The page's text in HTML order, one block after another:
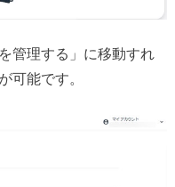
管理する」に移動すれ
可能です。